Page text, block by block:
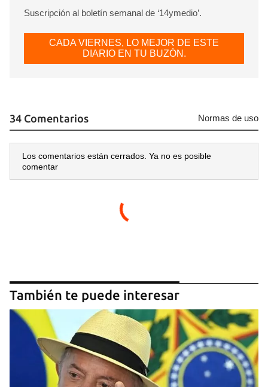
Guardar como favorito
Para poder guardar como favorito, primero has de
INICIAR SESIÓN
Suscripción al boletín semanal de ‘14ymedio’.
CADA VIERNES, LO MEJOR DE ESTE
DIARIO EN TU BUZÓN.
34 Comentarios Normas de uso
Los comentarios están cerrados. Ya no es posible
comentar
También te puede interesar